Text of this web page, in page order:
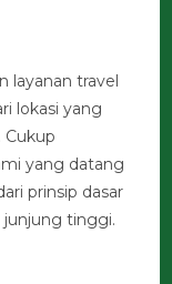
layanan travel
lokasi yang
Cukup
yang datang
prinsip dasar
junjung tinggi.